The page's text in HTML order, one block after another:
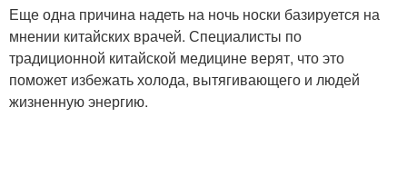
Еще одна причина надеть на ночь носки базируется на
мнении китайских врачей. Специалисты по
традиционной китайской медицине верят, что это
поможет избежать холода, вытягивающего и людей
жизненную энергию.